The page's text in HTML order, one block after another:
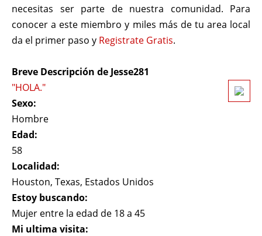
necesitas ser parte de nuestra comunidad. Para
conocer a este miembro y miles más de tu area local
da el primer paso y Registrate Gratis.
Breve Descripción de Jesse281
"HOLA."
Sexo:
Hombre
Edad:
58
Localidad:
Houston, Texas, Estados Unidos
Estoy buscando:
Mujer entre la edad de 18 a 45
Mi ultima visita: